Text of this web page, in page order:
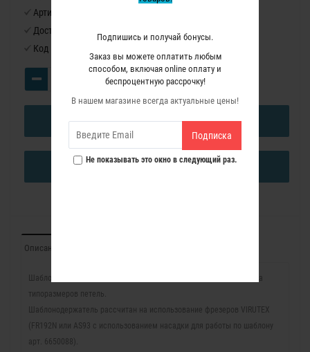
Подпишись и получай бонусы.
Заказ вы можете оплатить любым
способом, включая online оплату и
беспроцентную рассрочку!
В нашем магазине всегда актуальные цены!
Подписка
Не показывать это окно в следующий раз.
Артикул:
Доступность:
Код товара:
В КОРЗИНУ
КУПИТЬ В ОДИН КЛИК
Описание
Шаблонодержатель для быстрой и легкой установки большинства
типоразмеров петель.
Шаблонодержатель рассчитан на использование фрезеров VIRUTEX
(FR192N или AS93 с использованием насадки для работы по шаблону
арт. 6650088).